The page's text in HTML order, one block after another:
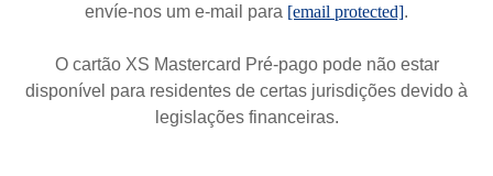
envíe-nos um e-mail para [email protected].
O cartão XS Mastercard Pré-pago pode não estar
disponível para residentes de certas jurisdições devido à
legislações financeiras.